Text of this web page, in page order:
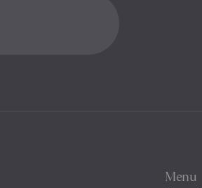
Menu